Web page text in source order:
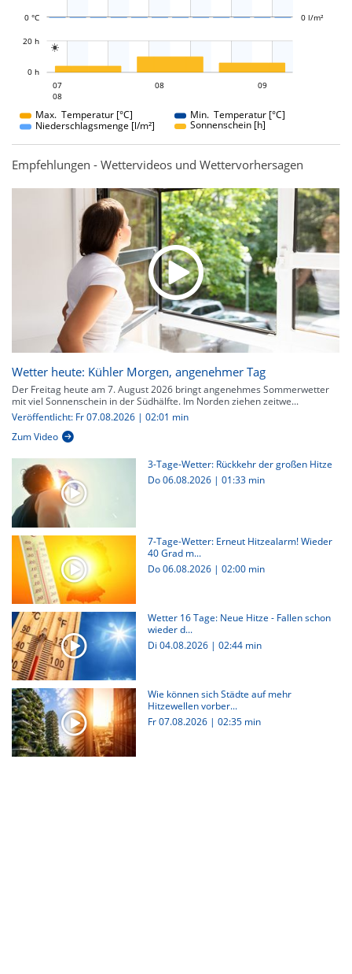
0 °C 0 l/m²

0 h
20 h
07
08
08 09
Max. Temperatur [°C]
Min. Temperatur [°C]
Niederschlagsmenge [l/m²]
Sonnenschein [h]
Empfehlungen - Wettervideos und Wettervorhersagen
Wetter heute: Kühler Morgen, angenehmer Tag
Der Freitag heute am 7. August 2026 bringt angenehmes Sommerwetter
mit viel Sonnenschein in der Südhälfte. Im Norden ziehen zeitwe...
Veröffentlicht: Fr 07.08.2026 | 02:01 min
Zum Video
3-Tage-Wetter: Rückkehr der großen Hitze
Do 06.08.2026 | 01:33 min
7-Tage-Wetter: Erneut Hitzealarm! Wieder
40 Grad m...
Do 06.08.2026 | 02:00 min
Wetter 16 Tage: Neue Hitze - Fallen schon
wieder d...
Di 04.08.2026 | 02:44 min
Wie können sich Städte auf mehr
Hitzewellen vorber...
Fr 07.08.2026 | 02:35 min